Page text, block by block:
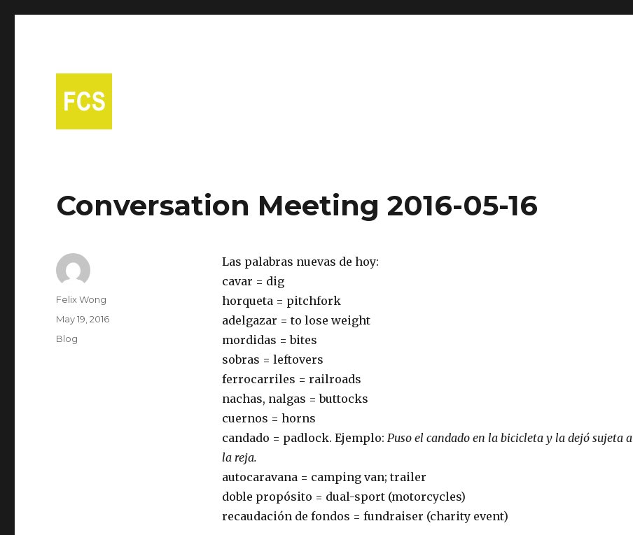
Conversation Meeting 2016-05-16
Las palabras nuevas de hoy:
cavar = dig
horqueta = pitchfork
adelgazar = to lose weight
mordidas = bites
sobras = leftovers
ferrocarriles = railroads
nachas, nalgas = buttocks
cuernos = horns
candado = padlock. Ejemplo: Puso el candado en la bicicleta y la dejó sujeta a
la reja.
autocaravana = camping van; trailer
doble propósito = dual-sport (motorcycles)
recaudación de fondos = fundraiser (charity event)
Author
Felix Wong
Posted
on
May 19, 2016
Categories
Blog